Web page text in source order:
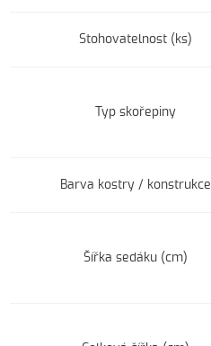
Stohovatelnost (ks)
Typ skořepiny
Barva kostry / konstrukce
Šířka sedáku (cm)